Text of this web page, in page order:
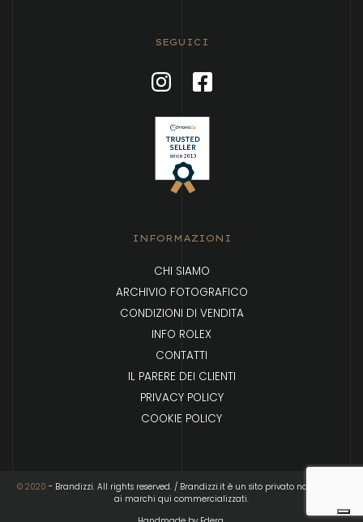
SEGUICI
INFORMAZIONI
CHI SIAMO
ARCHIVIO FOTOGRAFICO
CONDIZIONI DI VENDITA
INFO ROLEX
CONTATTI
IL PARERE DEI CLIENTI
PRIVACY POLICY
COOKIE POLICY
© 2020 - Brandizzi. All rights reserved. / Brandizzi.it è un sito privato non affiliato
ai marchi qui commercializzati.